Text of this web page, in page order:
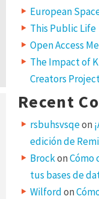
European
This Public Life
Open Access
The Impact of
Creators
Recent
rsbuhsvsqeon
edición de
BrockonCómo
tus bases de
Wilfordon